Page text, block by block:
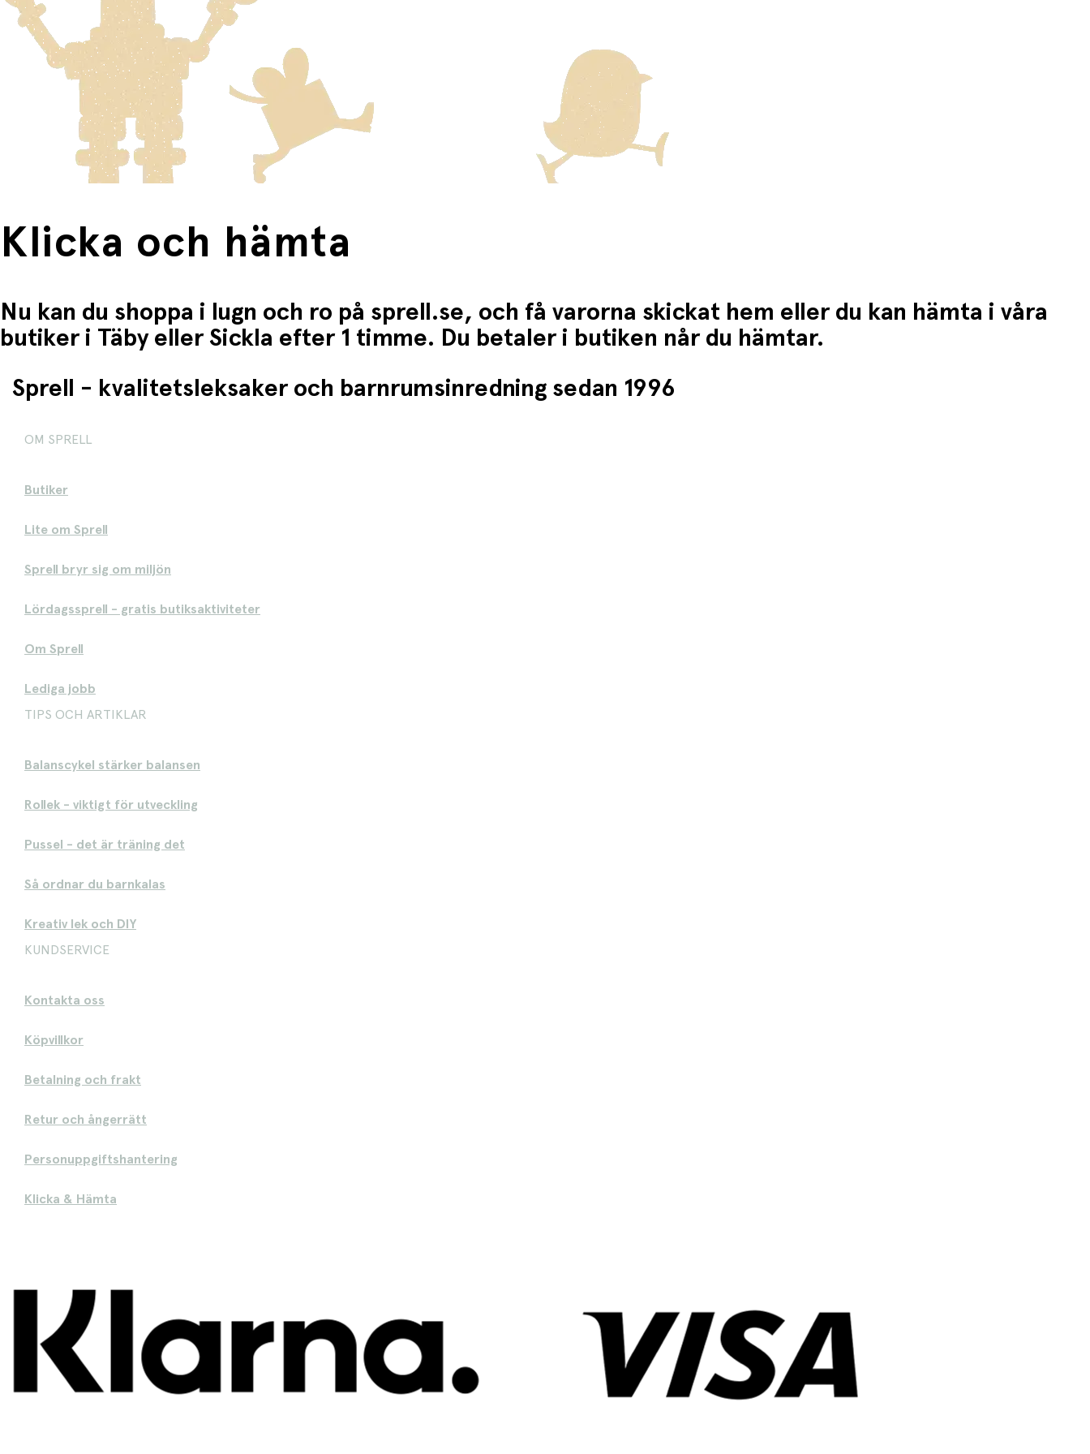
Varor som är för stora för att skickas som vanlig post skickas med Posten/Brings tjänst
Produkter som omfattas av detta är tydligt märkta, och frakten för dessa varor visas i kassan.
Fri frakt när du handlar för mer än 1500:-
Du betalar när du hämtar varorna i butiken.
Klicka och hämta
Nu kan du shoppa i lugn och ro på sprell.se, och få varorna skickat hem eller du kan hämta i våra
butiker i Täby eller Sickla efter 1 timme. Du betaler i butiken når du hämtar.
Sprell - kvalitetsleksaker och barnrumsinredning sedan 1996
OM SPRELL
Butiker
Lite om Sprell
Sprell bryr sig om miljön
Lördagssprell - gratis butiksaktiviteter
Om Sprell
Lediga jobb
TIPS OCH ARTIKLAR
Balanscykel stärker balansen
Rollek - viktigt för utveckling
Pussel - det är träning det
Så ordnar du barnkalas
Kreativ lek och DIY
KUNDSERVICE
Kontakta oss
Köpvillkor
Betalning och frakt
Retur och ångerrätt
Personuppgiftshantering
Klicka & Hämta